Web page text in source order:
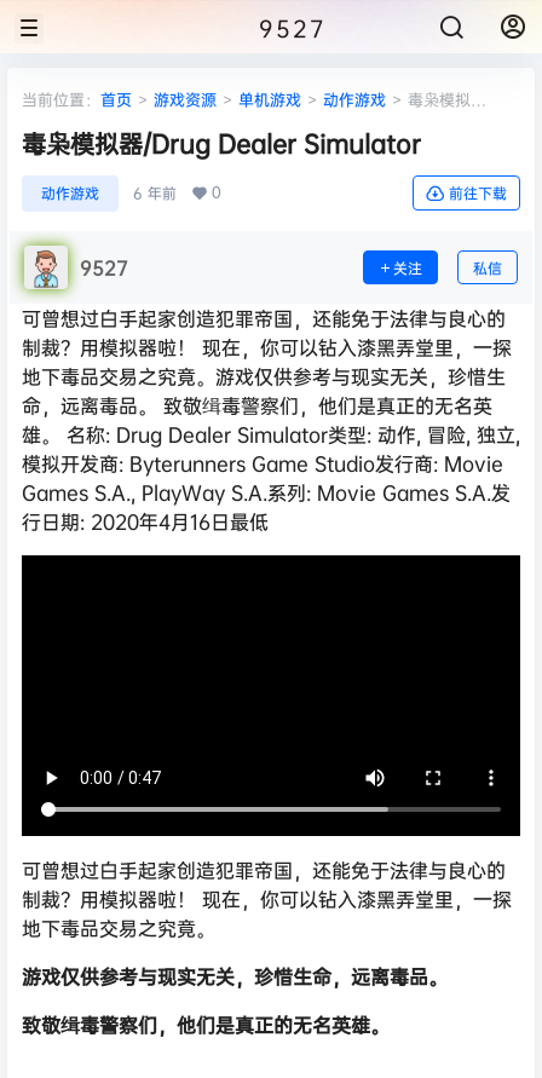
9527
当前位置： 首页 > 游戏资源 > 单机游戏 > 动作游戏 > 毒枭模拟
毒枭模拟器/Drug Dealer Simulator
动作游戏 6 年前 0 前往下载
9527 关注 私信
可曾想过白手起家创造犯罪帝国，还能免于法律与良心的
制裁？用模拟器啦！ 现在，你可以钻入漆黑弄堂里，一探
地下毒品交易之究竟。游戏仅供参考与现实无关，珍惜生
命，远离毒品。 致敬缉毒警察们，他们是真正的无名英
雄。 名称: Drug Dealer Simulator类型: 动作, 冒险, 独立,
模拟开发商: Byterunners Game Studio发行商: Movie
Games S.A., PlayWay S.A.系列: Movie Games S.A.发
行日期: 2020年4月16日最低
可曾想过白手起家创造犯罪帝国，还能免于法律与良心的
制裁？用模拟器啦！ 现在，你可以钻入漆黑弄堂里，一探
地下毒品交易之究竟。
游戏仅供参考与现实无关，珍惜生命，远离毒品。
致敬缉毒警察们，他们是真正的无名英雄。